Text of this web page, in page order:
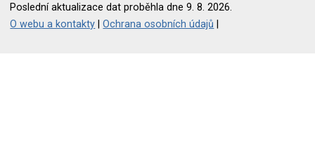
Poslední aktualizace dat proběhla dne 9. 8. 2026.
O webu a kontakty |Ochrana osobních údajů